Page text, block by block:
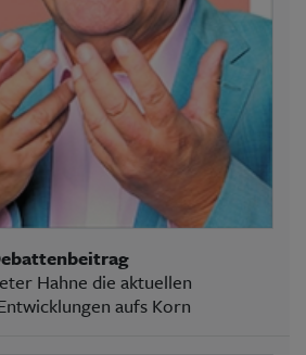
Hahne die aktuellen
aufs Korn